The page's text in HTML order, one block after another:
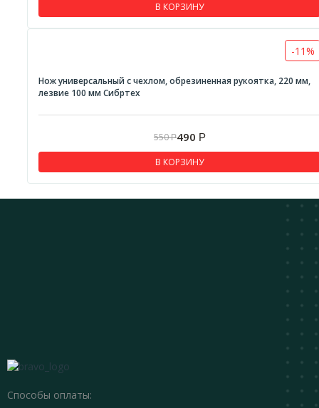
В КОРЗИНУ
-11%
Нож универсальный с чехлом, обрезиненная рукоятка, 220 мм,
лезвие 100 мм Сибртех
550Р490 Р
В КОРЗИНУ
Способы оплаты: